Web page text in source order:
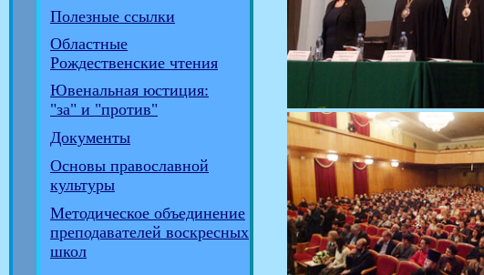
Полезные ссылки
Областные
Рождественские чтения
Ювенальная юстиция:
"за" и "против"
Документы
Основы православной
культуры
Методическое объединение
преподавателей воскресных
школ